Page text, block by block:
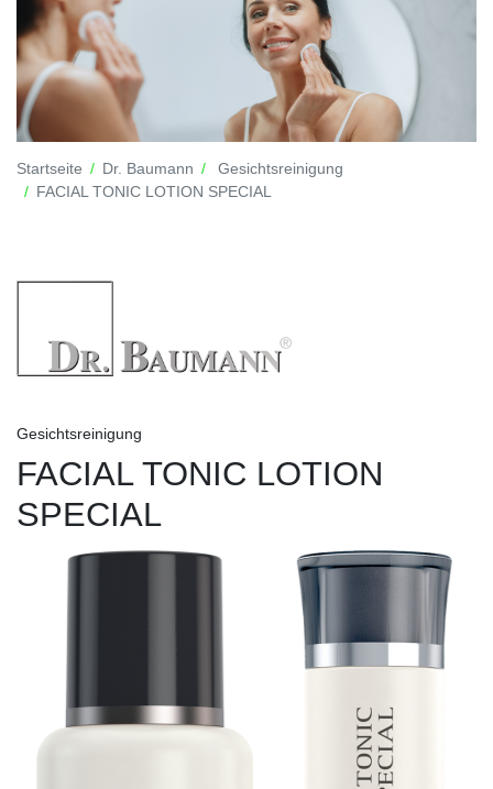
Startseite Dr. Baumann
Gesichtsreinigung
FACIAL TONIC LOTION SPECIAL
Gesichtsreinigung
FACIAL TONIC LOTION
SPECIAL